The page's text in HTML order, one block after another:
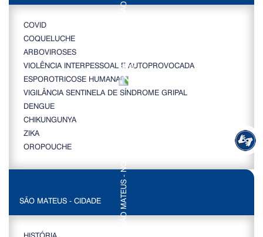
COVID
COQUELUCHE
ARBOVIROSES
VIOLÊNCIA INTERPESSOAL E AUTOPROVOCADA
ESPOROTRICOSE HUMANA
VIGILÂNCIA SENTINELA DE SÍNDROME GRIPAL
DENGUE
CHIKUNGUNYA
ZIKA
OROPOUCHE
SÃO MATEUS - CIDADE
HISTÓRIA